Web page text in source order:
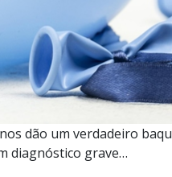
dão um verdadeiro
diagnóstico grave…